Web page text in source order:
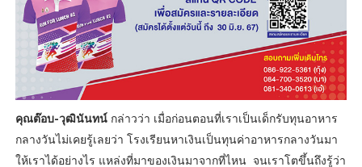
คุณต๊อบ-วุฒินันทน์กล่าวว่า เมื่อก่อนตอนที่เราเป็นเด็กรับทุนอาหาร
กลางวันไม่เคยรู้เลยว่า โรงเรียนหาเงินเป็นทุนค่าอาหารกลางวันมา
ให้เราได้อย่างไร แหล่งที่มาของเงินมาจากที่ไหน จนเราโตขึ้นถึงรู้ว่า